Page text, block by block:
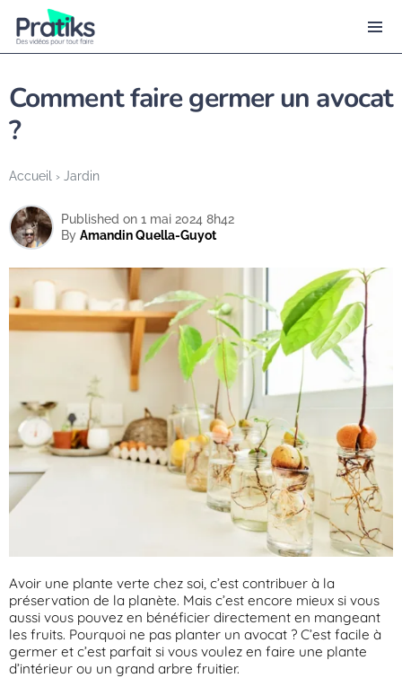
Accueil › Jardin
Comment faire germer un avocat
?
Avoir une plante verte chez soi, c’est contribuer à la
préservation de la planète. Mais c’est encore mieux si vous
aussi vous pouvez en bénéficier directement en mangeant
les fruits. Pourquoi ne pas planter un avocat ? C’est facile à
germer et c’est parfait si vous voulez en faire une plante
d’intérieur ou un grand arbre fruitier.
By Amandin Quella-Guyot
Published on 1 mai 2024 8h42